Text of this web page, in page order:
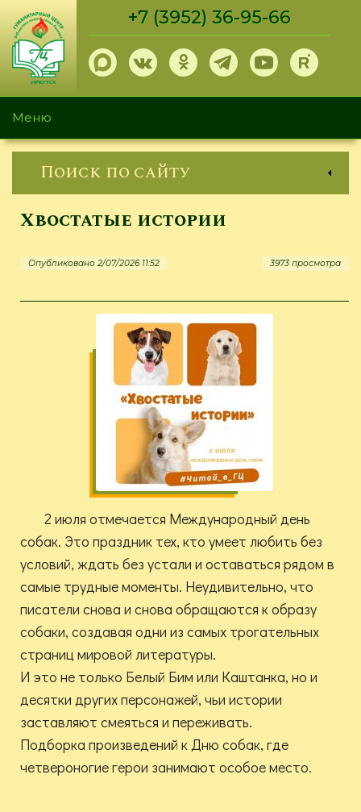
Перейти
основному
содержанию
+7 (3952) 36-95-66
Меню
Поиск по сайту
Хвостатые истории
Опубликовано 2/07/2026 11:52 3973 просмотра
2 июля отмечается Международный день
собак. Это праздник тех, кто умеет любить без
условий, ждать без устали и оставаться рядом в
самые трудные моменты. Неудивительно, что
писатели снова и снова обращаются к образу
собаки, создавая одни из самых трогательных
страниц мировой литературы.
И это не только Белый Бим или Каштанка, но и
десятки других персонажей, чьи истории
заставляют смеяться и переживать.
Подборка произведений к Дню собак, где
четвероногие герои занимают особое место.